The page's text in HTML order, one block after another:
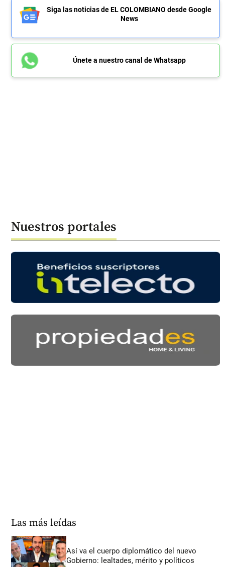
Siga las noticias de EL COLOMBIANO desde Google
News
Únete a nuestro canal de Whatsapp
Nuestros portales
Las más leídas
Así va el cuerpo diplomático del nuevo
Gobierno: lealtades, mérito y políticos